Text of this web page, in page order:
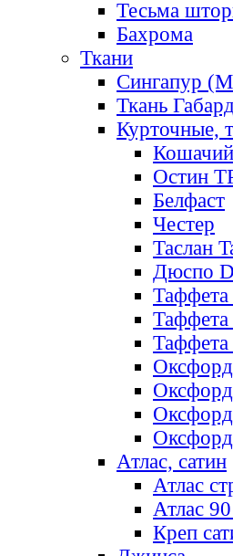
Тесьма
Бахрома
Ткани
Сингапур
Ткань
Курточные,
Кошачий
Остин
Белфаст
Честер
Таслан
Дюспо
Таффета
Атлас, сатин
Атлас
Атлас
Креп